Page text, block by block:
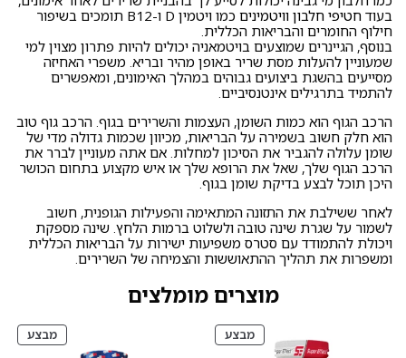
בעוד חטיפי חלבון וויטמינים
כמו ויטמין D ו-B12 תומכים בשיפור
חילוף החומרים והבריאות הכללית.
בנוסף, הגיינרים שמוצעים בויטמאניה יכולים להיות פתרון מצוין למי
שמעוניין להעלות מסת שריר באופן מהיר ובריא. משפרי האחיזה
מסייעים בהשגת ביצועים גבוהים במהלך האימונים, ומאפשרים
להתמיד בתרגילים אינטנסיביים.
הרכב הגוף הוא כמות השומן, העצמות והשרירים בגוף. הרכב גוף טוב
הוא חלק חשוב בשמירה על הבריאות, מכיוון שכמות גדולה מדי של
שומן עלולה להגביר את הסיכון למחלות. אם אתה מעוניין לברר את
הרכב הגוף שלך, שאל את הרופא שלך או איש מקצוע בתחום הכושר
היכן תוכל לבצע בדיקת שומן בגוף.
לאחר ששילבת את התזונה המתאימה והפעילות הגופנית, חשוב
לשמור על שגרת שינה טובה ולשלוט ברמות הלחץ. שינה מספקת
ויכולת להתמודד עם סטרס משפיעות ישירות על הבריאות הכללית
ומשפרות את תהליך ההתאוששות והצמיחה של השרירים.
מוצרים מומלצים
מבצעמוצרים
במבצע
מבצע